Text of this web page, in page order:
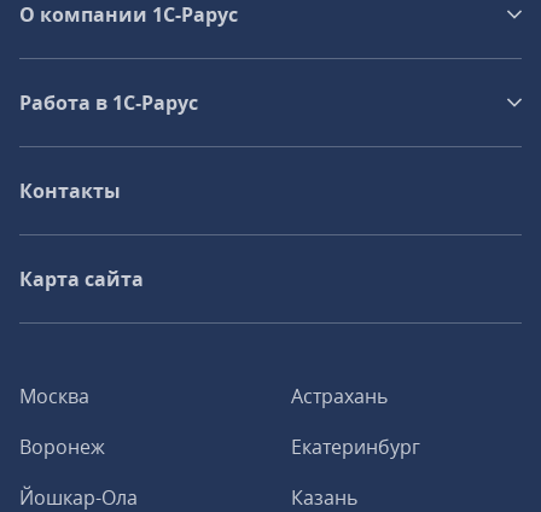
Москва
Астрахань
Воронеж
Екатеринбург
Йошкар-Ола
Казань
О компании 1C-Рарус
Работа в 1С‑Рарус
Контакты
Карта сайта